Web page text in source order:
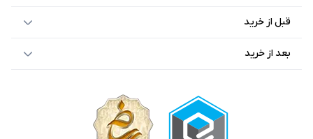
قبل از خرید
بعد از خرید